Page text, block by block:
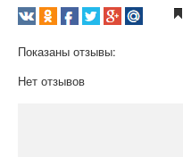
Показаны отзывы:
Нет отзывов